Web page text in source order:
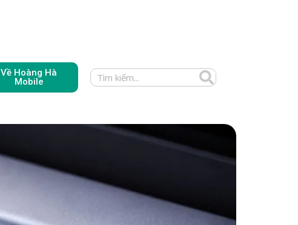
Về Hoàng Hà
Mobile